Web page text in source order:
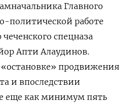
Главного
политической работе
спецназа
Апти Алаудинов.
«остановке» продвижения
и впоследствии
еще как минимум пять